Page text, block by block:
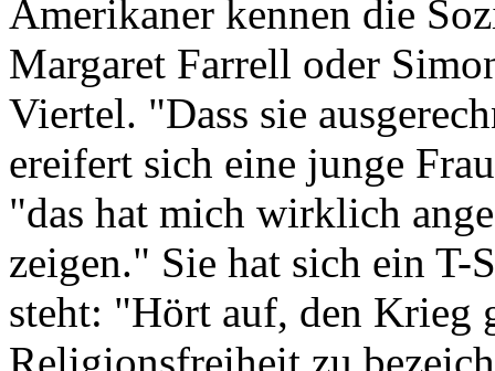
Amerikaner kennen die
Margaret Farrell oder
Viertel. "Dass sie
ereifert sich eine junge
"das hat mich wirklich
zeigen." Sie hat sich ein T-
steht: "Hört auf, den Krieg
Religionsfreiheit zu